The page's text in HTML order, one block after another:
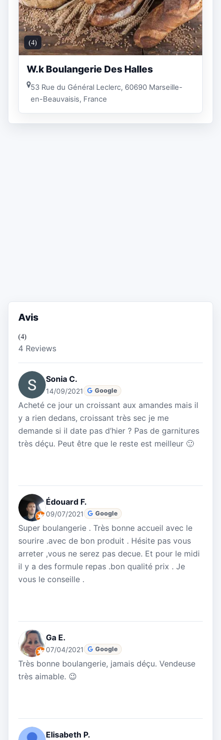
(4)
W.k Boulangerie Des Halles
53 Rue du Général Leclerc, 60690 Marseille-
en-Beauvaisis, France
Avis
(4)
4 Reviews
Sonia C.
14/09/2021 Google
Acheté ce jour un croissant aux amandes mais il
y a rien dedans, croissant très sec je me
demande si il date pas d’hier ? Pas de garnitures
très déçu. Peut être que le reste est meilleur 🙂
Édouard F.
09/07/2021 Google
Super boulangerie . Très bonne accueil avec le
sourire .avec de bon produit . Hésite pas vous
arreter ,vous ne serez pas decue. Et pour le midi
il y a des formule repas .bon qualité prix . Je
vous le conseille .
Ga E.
07/04/2021 Google
Très bonne boulangerie, jamais déçu. Vendeuse
très aimable. 😉
Elisabeth P.